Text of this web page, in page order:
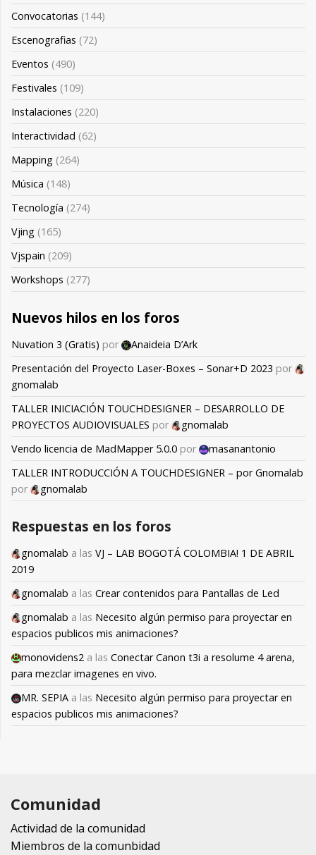
Convocatorias (144)
Escenografias (72)
Eventos (490)
Festivales (109)
Instalaciones (220)
Interactividad (62)
Mapping (264)
Música (148)
Tecnología (274)
Vjing (165)
Vjspain (209)
Workshops (277)
Nuevos hilos en los foros
Nuvation 3 (Gratis) por
Anaideia D’Ark
Presentación del Proyecto Laser-Boxes – Sonar+D 2023 por
gnomalab
TALLER INICIACIÓN TOUCHDESIGNER – DESARROLLO DE
PROYECTOS AUDIOVISUALES por
gnomalab
Vendo licencia de MadMapper 5.0.0 por
masanantonio
TALLER INTRODUCCIÓN A TOUCHDESIGNER – por Gnomalab
por
gnomalab
Respuestas en los foros
gnomalab a las VJ – LAB BOGOTÁ COLOMBIA! 1 DE ABRIL
2019
gnomalab a las Crear contenidos para Pantallas de Led
gnomalab a las Necesito algún permiso para proyectar en
espacios publicos mis animaciones?
monovidens2 a las Conectar Canon t3i a resolume 4 arena,
para mezclar imagenes en vivo.
MR. SEPIA a las Necesito algún permiso para proyectar en
espacios publicos mis animaciones?
Comunidad
Actividad de la comunidad
Miembros de la comunbidad